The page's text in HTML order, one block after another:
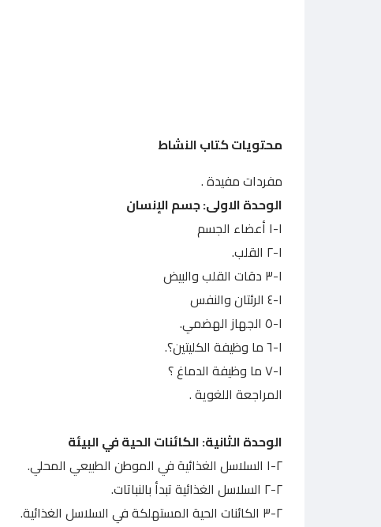
محتويات كتاب النشاط
مفردات مفيدة .
الوحدة الاولى: جسم الإنسان
١-١ أعضاء الجسم
١-٢ القلب.
١-٣ دقات القلب والبيض
١-٤ الرئتان والنفس
١-٥ الجهاز الهضمي.
١-٦ ما وظيفة الكليتين؟.
١-٧ ما وظيفة الدماغ ؟
المراجعة اللغوية .
الوحدة الثانية: الكائنات الحية في البيئة
٢-١ السلاسل الغذائية في الموطن الطبيعي المحلي.
٢-٢ السلاسل الغذائية تبدأ بالنباتات.
٢-٣ الكائنات الحية المستهلكة في السلاسل الغذائية.